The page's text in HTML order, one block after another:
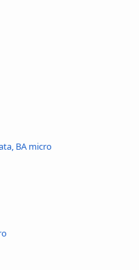
BA micro